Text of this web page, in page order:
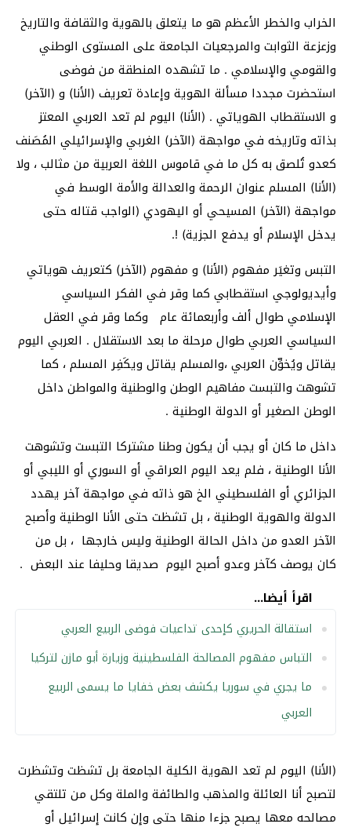
الخراب والخطر الأعظم هو ما يتعلق بالهوية والثقافة والتاريخ
وزعزعة الثوابت والمرجعيات الجامعة على المستوى الوطني
والقومي والإسلامي . ما تشهده المنطقة من فوضى
استحضرت مجددا مسألة الهوية وإعادة تعريف (الأنا) و (الآخر)
و الاستقطاب الهوياتي . (الأنا) اليوم لم تعد العربي المعتز
بذاته وتاريخه في مواجهة (الآخر) الغربي والإسرائيلي المُصَنف
كعدو تُلصق به كل ما في قاموس اللغة العربية من مثالب ، ولا
(الأنا) المسلم عنوان الرحمة والعدالة والأمة الوسط في
مواجهة (الآخر) المسيحي أو اليهودي (الواجب قتاله حتى
يدخل الإسلام أو يدفع الجزية) !.
التبس وتغيَر مفهوم (الأنا) و مفهوم (الآخر) كتعريف هوياتي
وأيديولوجي استقطابي كما وقر في الفكر السياسي
الإسلامي طوال ألف وأربعمائة عام وكما وقر في العقل
السياسي العربي طوال مرحلة ما بعد الاستقلال . العربي اليوم
يقاتل ويُخوِّن العربي ،والمسلم يقاتل ويكَفِر المسلم ، كما
تشوهت والتبست مفاهيم الوطن والوطنية والمواطن داخل
الوطن الصغير أو الدولة الوطنية .
داخل ما كان أو يجب أن يكون وطنا مشتركا التبست وتشوهت
الأنا الوطنية ، فلم يعد اليوم العراقي أو السوري أو الليبي أو
الجزائري أو الفلسطيني الخ هو ذاته في مواجهة آخر يهدد
الدولة والهوية الوطنية ، بل تشظت حتى الأنا الوطنية وأصبح
الآخر العدو من داخل الحالة الوطنية وليس خارجها ، بل من
كان يوصف كآخر وعدو أصبح اليوم صديقا وحليفا عند البعض .
اقرأ أيضا...
استقالة الحريري كإحدى تداعيات فوضى الربيع العربي
التباس مفهوم المصالحة الفلسطينية وزيارة أبو مازن لتركيا
ما يجري في سوريا يكشف بعض خفايا ما يسمى الربيع
العربي
(الأنا) اليوم لم تعد الهوية الكلية الجامعة بل تشظت وتشظرت
لتصبح أنا العائلة والمذهب والطائفة والملة وكل من تلتقي
مصالحه معها يصبح جزءا منها حتى وإن كانت إسرائيل أو